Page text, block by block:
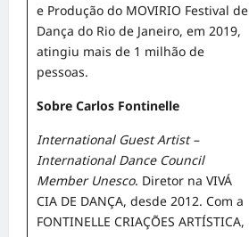
e Produção do MOVIRIO Festival de
Dança do Rio de Janeiro, em 2019,
atingiu mais de 1 milhão de
pessoas.
Sobre Carlos Fontinelle
International Guest Artist –
International Dance Council
Member Unesco. Diretor na VIVÁ
CIA DE DANÇA, desde 2012. Com a
FONTINELLE CRIAÇÕES ARTÍSTICA,